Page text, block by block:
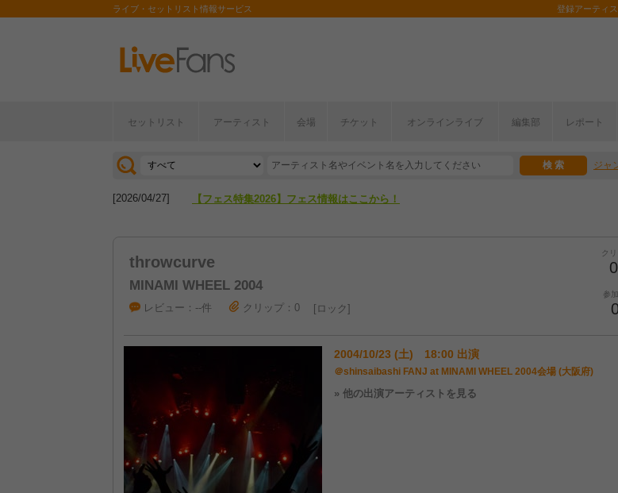
ライブ・セットリスト情報サービス 登録アーティ
セットリスト アーティスト 会場 チケット オンラインライブ 編集部 レポート
ジャ
[2026/07/28] 【ライブ動員ランキング】2026年上半期編発表！
[2026/04/27] 【フェス特集2026】フェス情報はここから！
throwcurve
MINAMI WHEEL 2004
ク
0
参
レビュー：--件 クリップ：0 ロック
2004/10/23 (土) 18:00 出演
＠shinsaibashi FANJ at MINAMI WHEEL 2004会場 (大阪府)
» 他の出演アーティストを見る